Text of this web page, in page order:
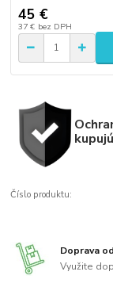
45 €
37 € bez DPH
Číslo produktu:
Doprava
Využite